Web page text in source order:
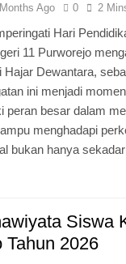
Ago 0 2
Hari
11 Purworejo
Hajar Dewantara,
ini menjadi
peran besar dalam
menghadapi
bukan hanya
Siswa
Tahun 2026